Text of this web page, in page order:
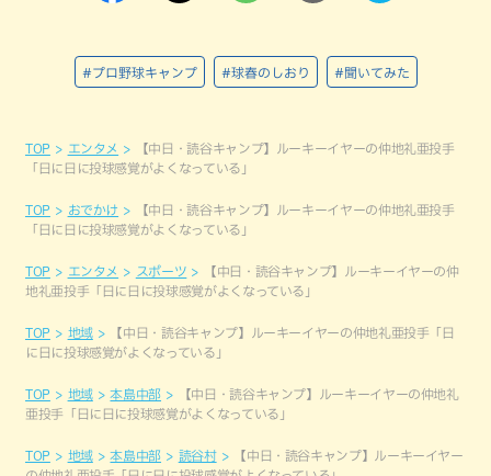
#プロ野球キャンプ #球春のしおり #聞いてみた
TOP エンタメ
【中日・読谷キャンプ】ルーキーイヤーの仲地礼亜投手
「日に日に投球感覚がよくなっている」
TOP おでかけ
【中日・読谷キャンプ】ルーキーイヤーの仲地礼亜投手
「日に日に投球感覚がよくなっている」
TOP エンタメ スポーツ
【中日・読谷キャンプ】ルーキーイヤーの仲
地礼亜投手「日に日に投球感覚がよくなっている」
TOP 地域
【中日・読谷キャンプ】ルーキーイヤーの仲地礼亜投手「日
に日に投球感覚がよくなっている」
TOP 地域 本島中部
【中日・読谷キャンプ】ルーキーイヤーの仲地礼
亜投手「日に日に投球感覚がよくなっている」
TOP 地域 本島中部 読谷村
【中日・読谷キャンプ】ルーキーイヤー